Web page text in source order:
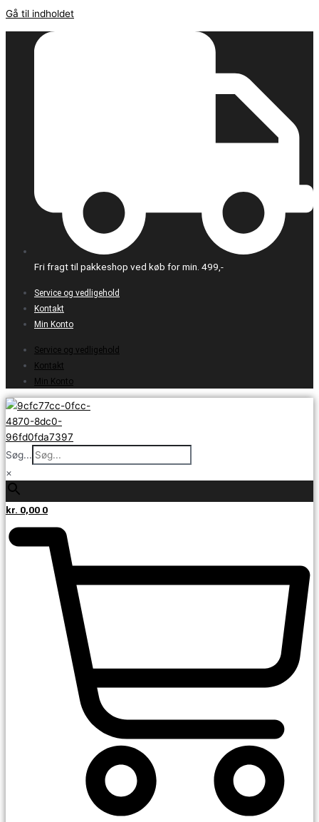
Gå til indholdet
Fri fragt til pakkeshop ved køb for min. 499,-
Service og vedligehold
Kontakt
Min Konto
Service og vedligehold
Kontakt
Min Konto
Søg...
×
kr. 0,00 0